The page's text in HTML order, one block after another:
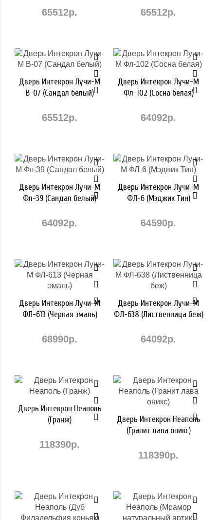
65512р. 65512р.
Дверь Интекрон Лучи-М
В-07 (Сандал белый)
65512р.
Дверь Интекрон Лучи-М
Фл-102 (Сосна белая)
64092р.
Дверь Интекрон Лучи-М
Фл-39 (Сандал белый)
64092р.
Дверь Интекрон Лучи-М
ФЛ-6 (Мэджик Тин)
64590р.
Дверь Интекрон Лучи-М
ФЛ-613 (Черная эмаль)
68990р.
Дверь Интекрон Лучи-М
ФЛ-638 (Лиственница беж)
64092р.
Дверь Интекрон Неаполь
(Гранж)
118390р.
Дверь Интекрон Неаполь
(Гранит лава оникс)
118390р.